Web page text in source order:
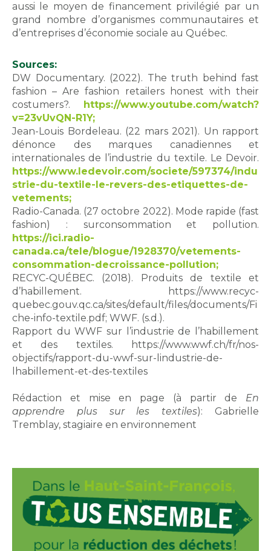
aussi le moyen de financement privilégié par un
grand nombre d’organismes communautaires et
d’entreprises d’économie sociale au Québec.
Sources:
DW Documentary. (2022). The truth behind fast
fashion – Are fashion retailers honest with their
costumers?.
https://www.youtube.com/watch?
v=23vUvQN-R1Y;
Jean-Louis Bordeleau. (22 mars 2021). Un rapport
dénonce des marques canadiennes et
internationales de l’industrie du textile. Le Devoir.
https://www.ledevoir.com/societe/597374/indu
strie-du-textile-le-revers-des-etiquettes-de-
vetements;
Radio-Canada. (27 octobre 2022). Mode rapide (fast
fashion) : surconsommation et pollution.
https://ici.radio-
canada.ca/tele/blogue/1928370/vetements-
consommation-decroissance-pollution;
RECYC-QUÉBEC. (2018). Produits de textile et
d’habillement. https://www.recyc-
quebec.gouv.qc.ca/sites/default/files/documents/Fi
che-info-textile.pdf; WWF. (s.d.).
Rapport du WWF sur l’industrie de l’habillement
et des textiles. https://www.wwf.ch/fr/nos-
objectifs/rapport-du-wwf-sur-lindustrie-de-
lhabillement-et-des-textiles
Rédaction et mise en page (à partir de En
apprendre plus sur les textiles): Gabrielle
Tremblay, stagiaire en environnement